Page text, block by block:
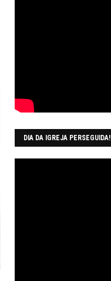
DIA DA IGREJA PERSEGUIDA!